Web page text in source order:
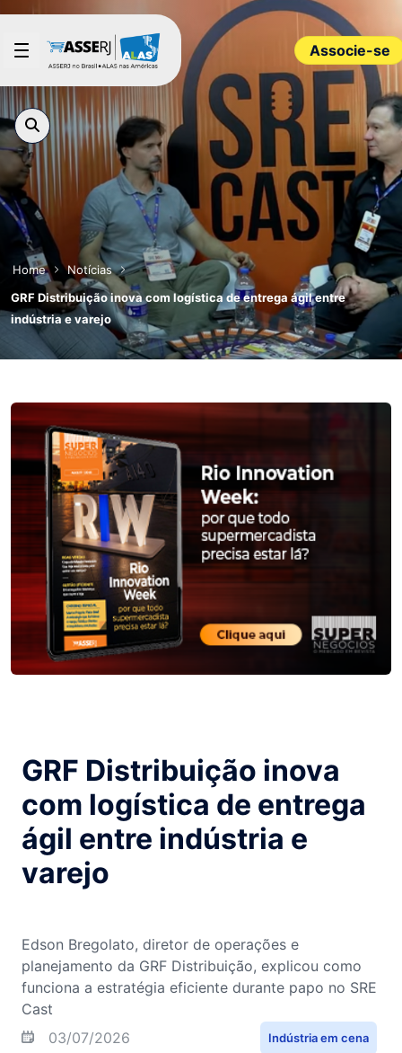
Pular para o Conteúdo principal
Associe-se
Home
Notícias
GRF Distribuição inova com logística de entrega ágil entre
indústria e varejo
GRF Distribuição inova
com logística de entrega
ágil entre indústria e
varejo
Edson Bregolato, diretor de operações e
planejamento da GRF Distribuição, explicou como
funciona a estratégia eficiente durante papo no SRE
Cast
03/07/2026
Indústria em cena